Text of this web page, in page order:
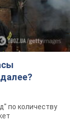
по количеству